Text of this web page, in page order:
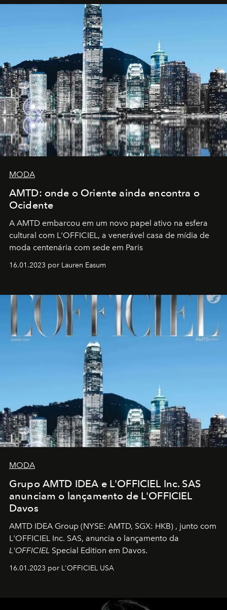
MODA
AMTD: onde o Oriente ainda encontra o
Ocidente
A AMTD embarcou em um novo papel ativo na esfera
cultural com L'OFFICIEL, a venerável casa de mídia de
moda centenária com sede em Paris
16.01.2023 por Lauren Easum
MODA
Grupo AMTD IDEA e L'OFFICIEL Inc. SAS
anunciam o lançamento de L'OFFICIEL
Davos
AMTD IDEA Group (NYSE: AMTD, SGX: HKB) , junto com
L'OFFICIEL Inc. SAS, anuncia o lançamento da
L'OFFICIEL Special Edition em Davos.
16.01.2023 por L'OFFICIEL USA